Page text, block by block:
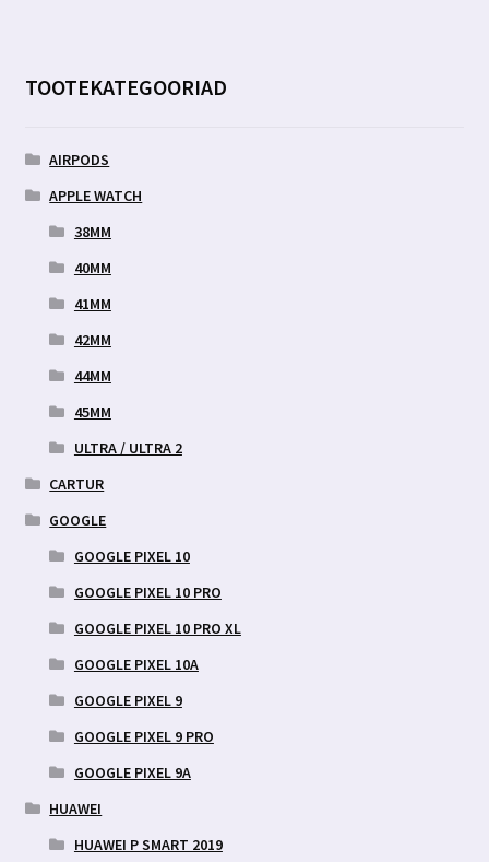
TOOTEKATEGOORIAD
AIRPODS
APPLE WATCH
38MM
40MM
41MM
42MM
44MM
45MM
ULTRA / ULTRA 2
CARTUR
GOOGLE
GOOGLE PIXEL 10
GOOGLE PIXEL 10 PRO
GOOGLE PIXEL 10 PRO XL
GOOGLE PIXEL 10A
GOOGLE PIXEL 9
GOOGLE PIXEL 9 PRO
GOOGLE PIXEL 9A
HUAWEI
HUAWEI P SMART 2019